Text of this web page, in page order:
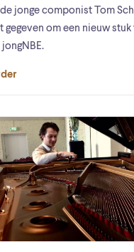
de jonge componist Tom
gegeven om een nieuw